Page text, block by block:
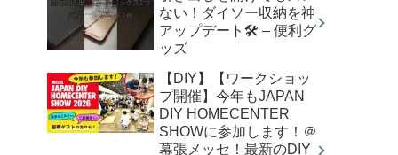
ない！ダイソー収納を神
アップデート🛠️ – 便利グ
ッズ
【DIY】【ワークショッ
プ開催】今年もJAPAN
DIY HOMECENTER
SHOWに参加します！＠
幕張メッセ！最新のDIY